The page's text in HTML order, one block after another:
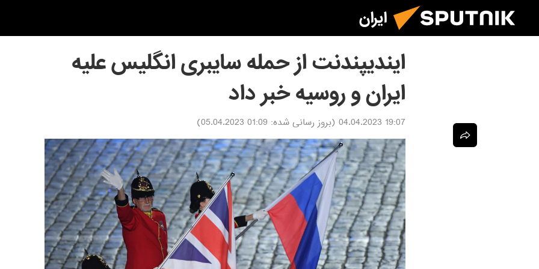
ایران
ایندیپندنت از حمله سایبری انگلیس علیه
ایران و روسیه خبر داد
19:07 04.04.2023 (بروز رسانی شده: 01:09 05.04.2023
)